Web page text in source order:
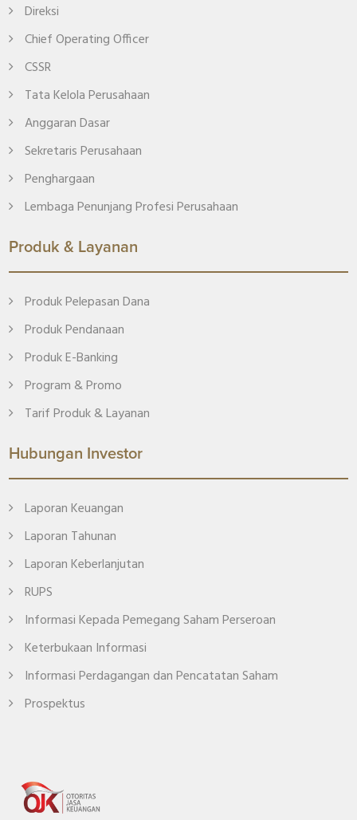
Direksi
Chief Operating Officer
CSSR
Tata Kelola Perusahaan
Anggaran Dasar
Sekretaris Perusahaan
Penghargaan
Lembaga Penunjang Profesi Perusahaan
Produk & Layanan
Produk Pelepasan Dana
Produk Pendanaan
Produk E-Banking
Program & Promo
Tarif Produk & Layanan
Hubungan Investor
Laporan Keuangan
Laporan Tahunan
Laporan Keberlanjutan
RUPS
Informasi Kepada Pemegang Saham Perseroan
Keterbukaan Informasi
Informasi Perdagangan dan Pencatatan Saham
Prospektus